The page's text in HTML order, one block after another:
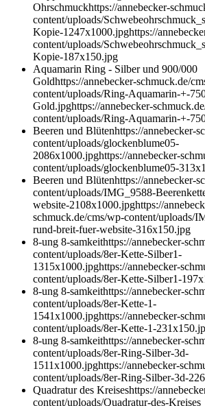
Ohrschmuckhttps://annebecker-
content/uploads/
Kopie-1247x1000.jpghttps://
content/uploads/
Kopie-187x150.jpg
Aquamarin Ring - Silber und 900/000
Goldhttps://annebecker-schmuck.de/
content/uploads/Ring-Aquamarin-+-
Gold.jpghttps://annebecker-
content/uploads/Ring-Aquamarin-+-
Beeren und Blütenhttps://annebecker-
content/uploads/glockenblume05-
2086x1000.jpghttps://annebecker-
content/uploads/glockenblume05-
Beeren und Blütenhttps://annebecker-
content/uploads/IMG_9588-
website-2108x1000.jpghttps://
schmuck.de/cms/wp-content/uploads/
rund-breit-fuer-website-316x150.jpg
8-ung 8-samkeithttps://annebecker-
content/uploads/8er-Kette-Silber1-
1315x1000.jpghttps://annebecker-
content/uploads/8er-Kette-Silber1-
8-ung 8-samkeithttps://annebecker-
content/uploads/8er-Kette-1-
1541x1000.jpghttps://annebecker-
content/uploads/8er-Kette-1-
8-ung 8-samkeithttps://annebecker-
content/uploads/8er-Ring-Silber-3d-
1511x1000.jpghttps://annebecker-
content/uploads/8er-Ring-Silber-3d-
Quadratur des Kreiseshttps://
content/uploads/Quadratur-des-